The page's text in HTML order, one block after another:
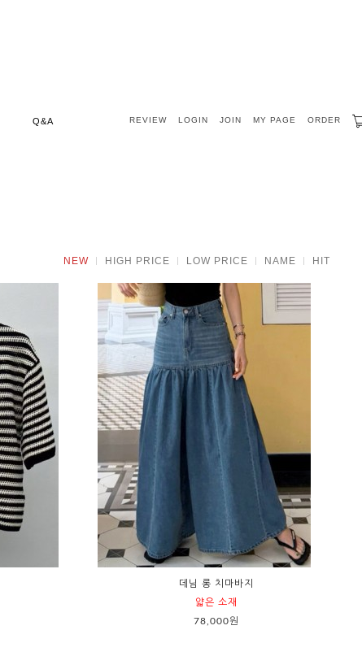
REVIEW LOGIN JOIN MY PAGE ORDER
Q&A
NEW HIGH PRICE LOW PRICE NAME HIT
데님 롱 치마바지
얇은 소재
78,000원